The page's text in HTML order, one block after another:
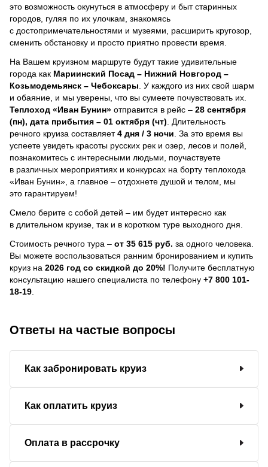
это возможность окунуться в атмосферу и быт старинных
городов, гуляя по их улочкам, знакомясь
с достопримечательностями и музеями, расширить кругозор,
сменить обстановку и просто приятно провести время.
На Вашем круизном маршруте будут такие удивительные
города как Мариинский Посад – Нижний Новгород –
Козьмодемьянск – Чебоксары . У каждого из них свой шарм
и обаяние, и мы уверены, что вы сумеете почувствовать их.
Теплоход «Иван Бунин» отправится в рейс – 28 сентября
(пн), дата прибытия – 01 октября (чт) . Длительность
речного круиза составляет4 дня / 3 ночи За это время вы
успеете увидеть красоты русских рек и озер, лесов и полей,
познакомитесь с интересными людьми, поучаствуете
в различных мероприятиях и конкурсах на борту теплохода
«Иван Бунин», а главное – отдохнете душой и телом, мы
это гарантируем!
Смело берите с собой детей – им будет интересно как
в длительном круизе, так и в коротком туре выходного дня.
Стоимость речного тура – от 35 615 руб. за одного человека.
Вы можете воспользоваться ранним бронированием и купить
круиз на 2026 год со скидкой до 20%! Получите бесплатную
консультацию нашего специалиста по телефону +7 800 101-
18-19
Ответы на частые вопросы
Как забронировать круиз
Как оплатить круиз
Оплата в рассрочку